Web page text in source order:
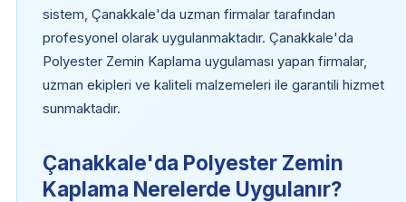
sistem, Çanakkale'da uzman firmalar tarafından
profesyonel olarak uygulanmaktadır. Çanakkale'da
Polyester Zemin Kaplama uygulaması yapan firmalar,
uzman ekipleri ve kaliteli malzemeleri ile garantili hizmet
sunmaktadır.
Çanakkale'da Polyester Zemin
Kaplama Nerelerde Uygulanır?